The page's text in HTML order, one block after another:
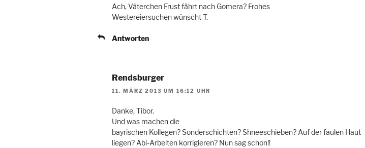
Ach, Väterchen Frust fährt nach Gomera? Frohes
Westereiersuchen wünscht T.
Antworten
Rendsburger
11. MÄRZ 2013 UM 16:12 UHR
Danke, Tibor.
Und was machen die
bayrischen Kollegen? Sonderschichten? Shneeschieben? Auf der faulen Haut
liegen? Abi-Arbeiten korrigieren? Nun sag schon!!